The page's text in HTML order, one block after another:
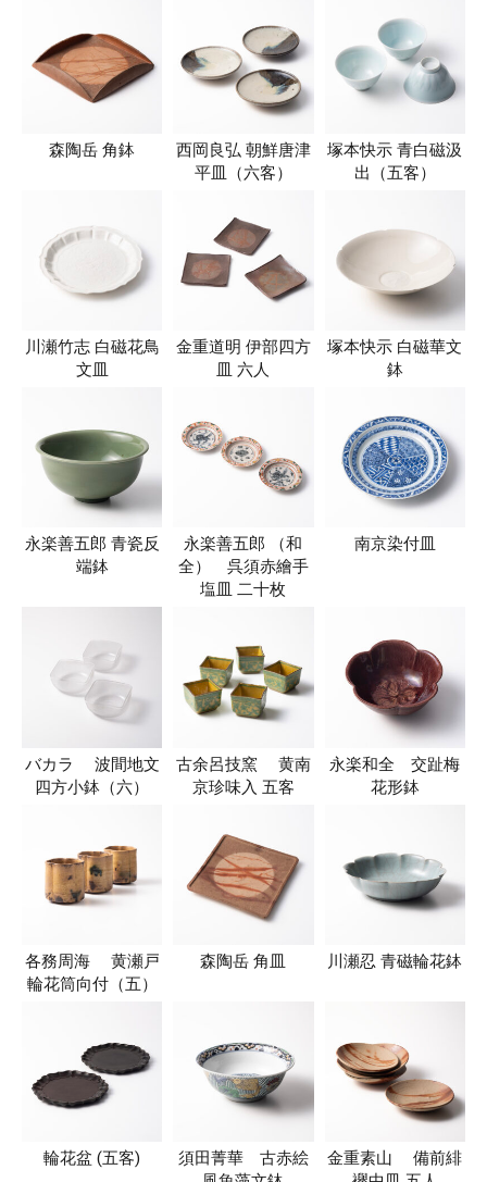
森陶岳 角鉢
西岡良弘 朝鮮唐津
平皿（六客）
塚本快示 青白磁汲
出（五客）
川瀬竹志 白磁花鳥
文皿
金重道明 伊部四方
皿 六人
塚本快示 白磁華文
鉢
永楽善五郎 青瓷反
端鉢
永楽善五郎 （和
全） 呉須赤繪手
塩皿 二十枚
南京染付皿
バカラ 波間地文
四方小鉢（六）
古余呂技窯 黄南
京珍味入 五客
永楽和全 交趾梅
花形鉢
各務周海 黄瀬戸
輪花筒向付（五）
森陶岳 角皿 川瀬忍 青磁輪花鉢
輪花盆 (五客)
須田菁華 古赤絵
金重素山 備前緋